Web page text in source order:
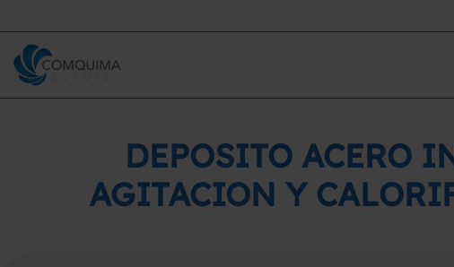
DEPOSITO ACERO
AGITACION Y